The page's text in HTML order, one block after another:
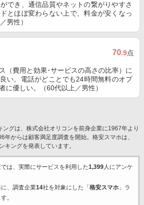
でき、通信品質やネットの繋がりやすさ
とほぼ変わらない上で、料金が安くなっ
男性）
70.9点
（費用と効果･サービスの高さの比率）に
い。電話がどことでも24時間無料のオプ
に優しい。（60代以上／男性）
ングは、株式会社オリコンを前身企業に1967年より
年からは顧客満足度調査を開始。格安スマホは、
キングを発表しています。
は、実際にサービスを利用した1,399人にアンケ
、調査企業14社を対象にした「 格安スマホ」ラ
。